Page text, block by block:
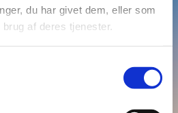
du har givet dem, eller som
af deres tjenester.